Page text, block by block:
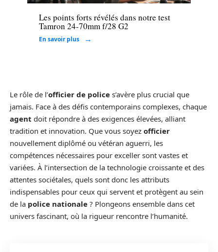
Les points forts révélés dans notre test
Tamron 24-70mm f/28 G2
En savoir plus
Le rôle de l’officier de police s’avère plus crucial que
jamais. Face à des défis contemporains complexes, chaque
agent doit répondre à des exigences élevées, alliant
tradition et innovation. Que vous soyez officier
nouvellement diplômé ou vétéran aguerri, les
compétences nécessaires pour exceller sont vastes et
variées. À l’intersection de la technologie croissante et des
attentes sociétales, quels sont donc les attributs
indispensables pour ceux qui servent et protègent au sein
de la police nationale ? Plongeons ensemble dans cet
univers fascinant, où la rigueur rencontre l’humanité.